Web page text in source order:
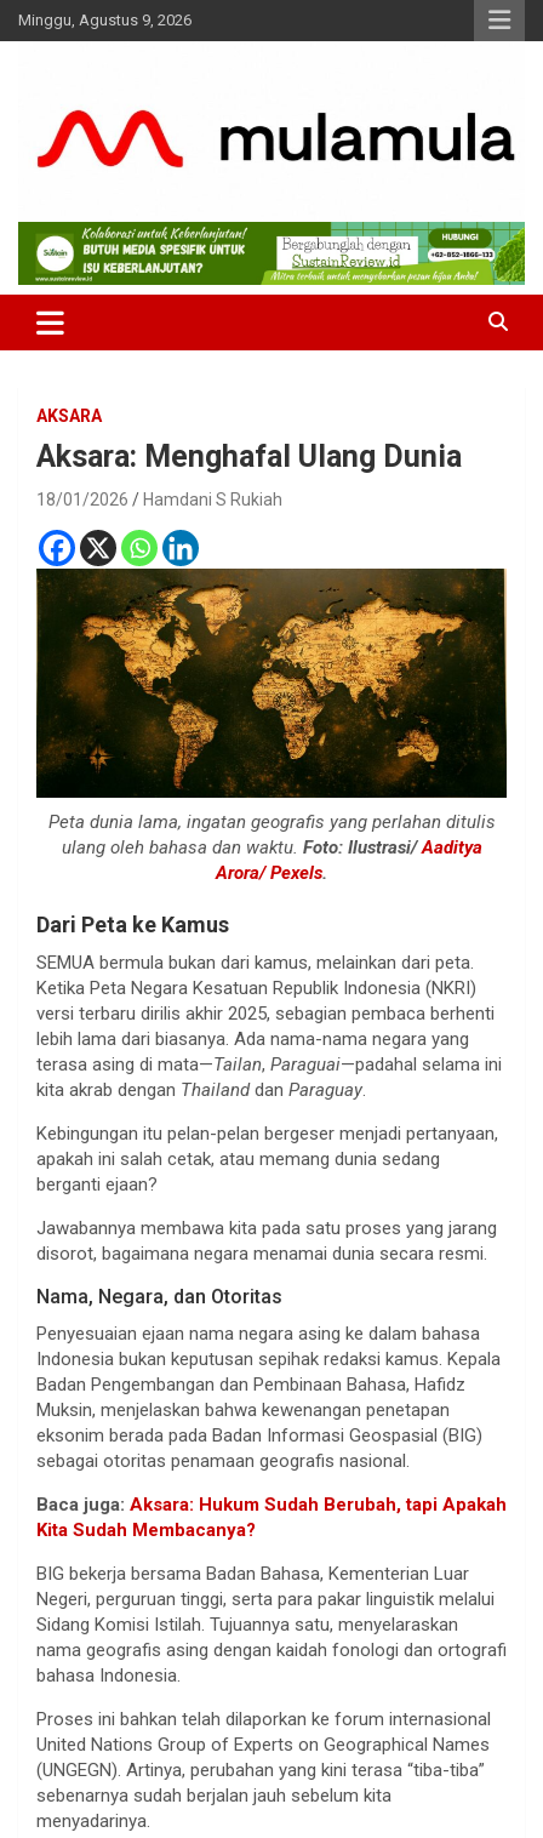
Skip
to
Minggu, Agustus 9, 2026
MulaMula
Medianya para Gen Z
AKSARA
Aksara: Menghafal Ulang Dunia
18/01/2026 Hamdani S Rukiah
Peta dunia lama, ingatan geografis yang perlahan ditulis
ulang oleh bahasa dan waktu. Foto: Ilustrasi/Aaditya
Arora/ Pexels.
Dari Peta ke Kamus
SEMUA bermula bukan dari kamus, melainkan dari peta.
Ketika Peta Negara Kesatuan Republik Indonesia (NKRI)
versi terbaru dirilis akhir 2025, sebagian pembaca berhenti
lebih lama dari biasanya. Ada nama-nama negara yang
terasa asing di mata—Tailan, Paraguai—padahal selama ini
kita akrab dengan Thailanddan Paraguay.
Kebingungan itu pelan-pelan bergeser menjadi pertanyaan,
apakah ini salah cetak, atau memang dunia sedang
berganti ejaan?
Jawabannya membawa kita pada satu proses yang jarang
disorot, bagaimana negara menamai dunia secara resmi.
Nama, Negara, dan Otoritas
Penyesuaian ejaan nama negara asing ke dalam bahasa
Indonesia bukan keputusan sepihak redaksi kamus. Kepala
Badan Pengembangan dan Pembinaan Bahasa, Hafidz
Muksin, menjelaskan bahwa kewenangan penetapan
eksonim berada pada Badan Informasi Geospasial (BIG)
sebagai otoritas penamaan geografis nasional.
Baca juga: Aksara: Hukum Sudah Berubah, tapi Apakah
Kita Sudah Membacanya?
BIG bekerja bersama Badan Bahasa, Kementerian Luar
Negeri, perguruan tinggi, serta para pakar linguistik melalui
Sidang Komisi Istilah. Tujuannya satu, menyelaraskan
nama geografis asing dengan kaidah fonologi dan ortografi
bahasa Indonesia.
Proses ini bahkan telah dilaporkan ke forum internasional
United Nations Group of Experts on Geographical Names
(UNGEGN). Artinya, perubahan yang kini terasa “tiba-tiba”
sebenarnya sudah berjalan jauh sebelum kita
menyadarinya.